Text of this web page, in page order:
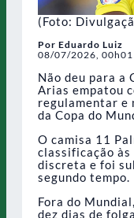
(Foto:
Por Eduardo Luiz
08/07/2026, 00h01
Não deu para a
Arias empatou
regulamentar e
da Copa do
O camisa 11
classificação
discreta e foi
segundo tempo.
Fora do
dez dias de